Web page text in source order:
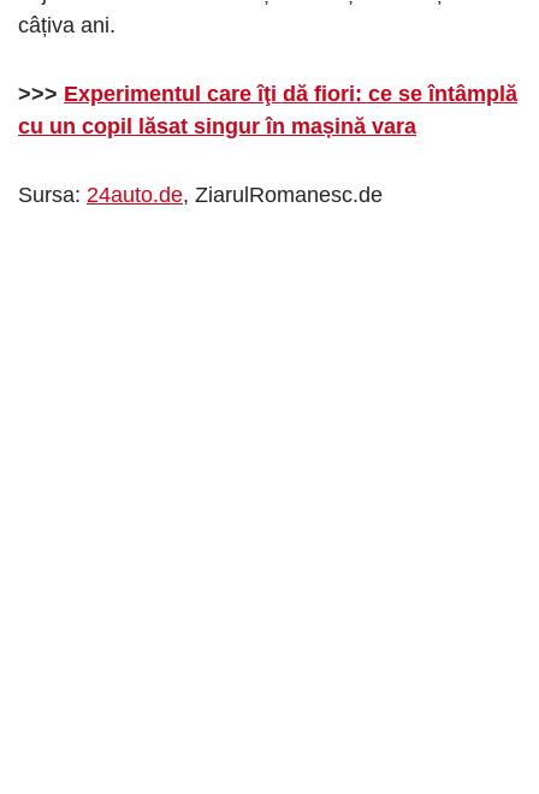
câțiva ani.
>>> Experimentul care îţi dă fiori: ce se întâmplă
cu un copil lăsat singur în mașină vara
Sursa: 24auto.de, ZiarulRomanesc.de